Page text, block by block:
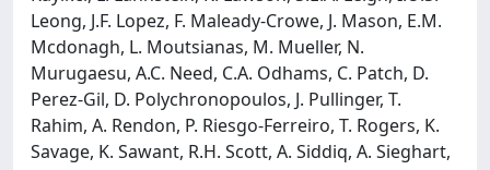
Leong, J.F. Lopez, F. Maleady-Crowe, J. Mason, E.M.
Mcdonagh, L. Moutsianas, M. Mueller, N.
Murugaesu, A.C. Need, C.A. Odhams, C. Patch, D.
Perez-Gil, D. Polychronopoulos, J. Pullinger, T.
Rahim, A. Rendon, P. Riesgo-Ferreiro, T. Rogers, K.
Savage, K. Sawant, R.H. Scott, A. Siddiq, A. Sieghart,